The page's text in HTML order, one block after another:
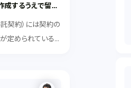
成するうえで留意
契約）には契約の
定められているこ